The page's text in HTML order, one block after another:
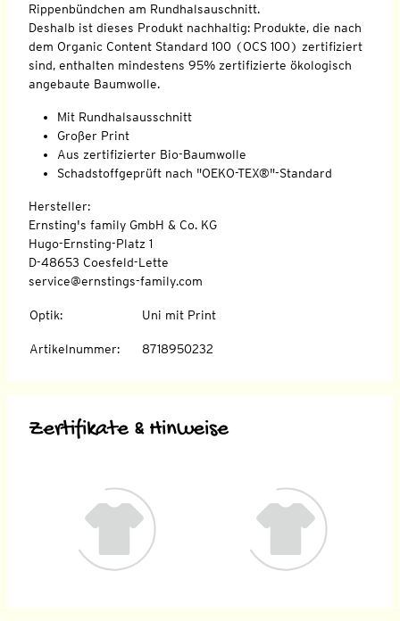
Rippenbündchen am Rundhalsauschnitt.
Deshalb ist dieses Produkt nachhaltig: Produkte, die nach
dem Organic Content Standard 100 (OCS 100) zertifiziert
sind, enthalten mindestens 95% zertifizierte ökologisch
angebaute Baumwolle.
Mit Rundhalsausschnitt
Großer Print
Aus zertifizierter Bio-Baumwolle
Schadstoffgeprüft nach "OEKO-TEX®"-Standard
Hersteller:
Ernsting's family GmbH & Co. KG
Hugo-Ernsting-Platz 1
D-48653 Coesfeld-Lette
service@ernstings-family.com
Optik: Uni mit Print
Artikelnummer: 8718950232
Zertifikate & Hinweise